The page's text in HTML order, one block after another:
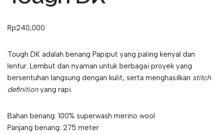
Rp240,000
Tough DK adalah benang Papiput yang paling kenyal dan
lentur. Lembut dan nyaman untuk berbagai proyek yang
bersentuhan langsung dengan kulit, serta menghasilkan stitch
definitionyang rapi.
Bahan benang: 100% superwash merino wool
Panjang benang: 275 meter